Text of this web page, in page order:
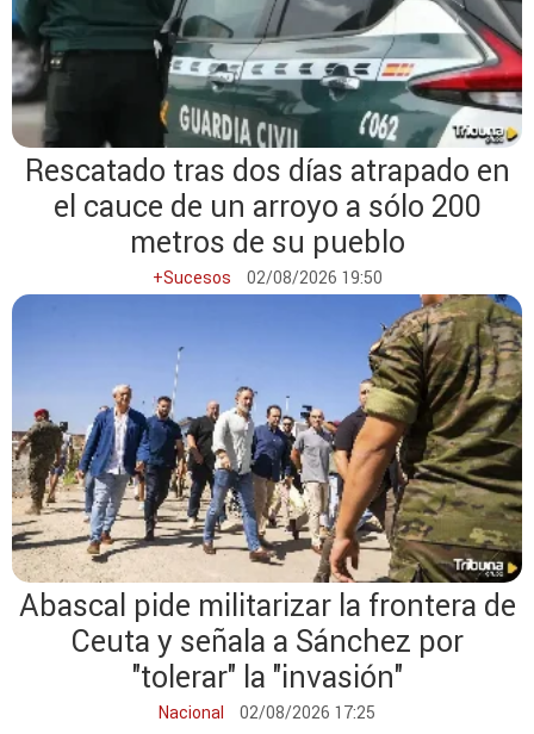
Rescatado tras dos días atrapado en
el cauce de un arroyo a sólo 200
metros de su pueblo
+Sucesos 02/08/2026 19:50
Abascal pide militarizar la frontera de
Ceuta y señala a Sánchez por
"tolerar" la "invasión"
Nacional 02/08/2026 17:25